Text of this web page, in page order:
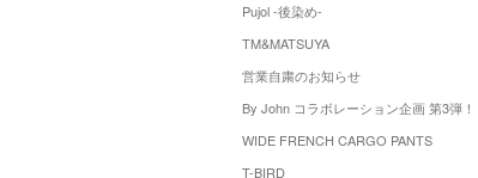
Pujol -後染め-
TM&MATSUYA
営業自粛のお知らせ
By John コラボレーション企画 第3弾！
WIDE FRENCH CARGO PANTS
T-BIRD